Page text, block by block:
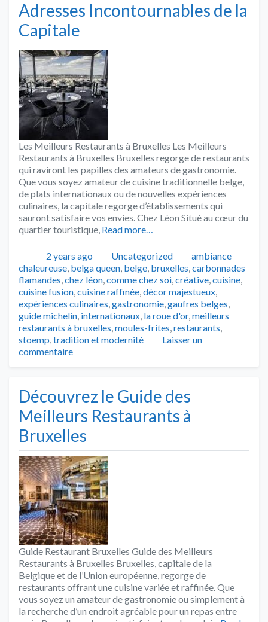
Adresses Incontournables de la
Capitale
Les Meilleurs Restaurants à Bruxelles Les Meilleurs
Restaurants à Bruxelles Bruxelles regorge de restaurants
qui raviront les papilles des amateurs de gastronomie.
Que vous soyez amateur de cuisine traditionnelle belge,
de plats internationaux ou de nouvelles expériences
culinaires, la capitale regorge d’établissements qui
sauront satisfaire vos envies. Chez Léon Situé au cœur du
quartier touristique, Read more…
Publié2 years ago Catégories
Uncategorized Tags
ambiance
chaleureuse, belga queen, belge, bruxelles,carbonnades
flamandes,chez léon,comme chez soi,créative,cuisine,
cuisine fusion,cuisine raffinée,décor majestueux,
expériences culinaires,gastronomie,gaufres belges,
guide michelin, internationaux, la roue d'or,meilleurs
restaurants à bruxelles,moules-frites,restaurants,
stoemp,tradition et modernité
Laisser un
commentaire
Découvrez le Guide des
Meilleurs Restaurants à
Bruxelles
Guide Restaurant Bruxelles Guide des Meilleurs
Restaurants à Bruxelles Bruxelles, capitale de la
Belgique et de l’Union européenne, regorge de
restaurants offrant une cuisine variée et raffinée. Que
vous soyez un amateur de gastronomie ou simplement à
la recherche d’un endroit agréable pour un repas entre